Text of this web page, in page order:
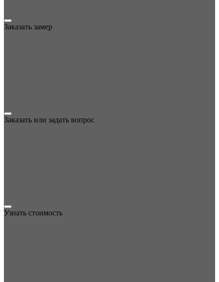
Заказать замер
Заказать или задать вопрос
Узнать стоимость